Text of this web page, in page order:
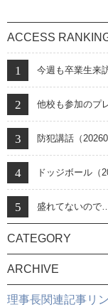
ACCESS
今週も卒業生来
他校も参加のプ
防犯講話（
ドッジボール（
盛れてないので
CATEGORY
ARCHIVE
理事長関連記事リ